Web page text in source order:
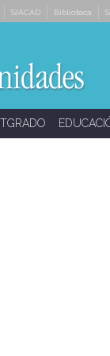
SIACAD Biblioteca